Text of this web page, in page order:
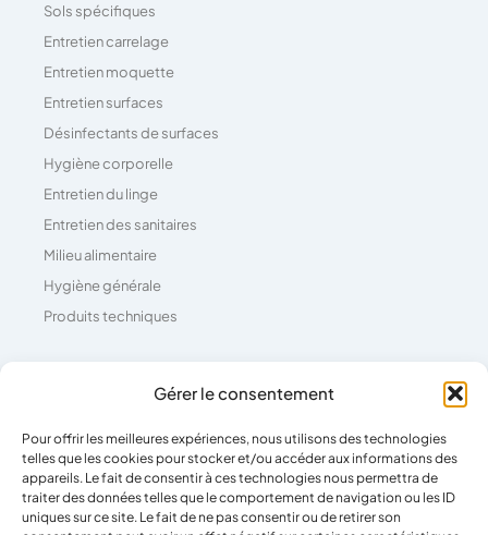
Gérer le consentement
Pour offrir les meilleures expériences, nous utilisons des technologies
telles que les cookies pour stocker et/ou accéder aux informations des
appareils. Le fait de consentir à ces technologies nous permettra de
traiter des données telles que le comportement de navigation ou les ID
uniques sur ce site. Le fait de ne pas consentir ou de retirer son
04 73 26 81 71
39 Rue Pierre Boulanger,
63100 Clermont-Ferrand
Sols spécifiques
Entretien carrelage
Entretien moquette
Entretien surfaces
Désinfectants de surfaces
Hygiène corporelle
Entretien du linge
Entretien des sanitaires
Milieu alimentaire
Hygiène générale
Produits techniques